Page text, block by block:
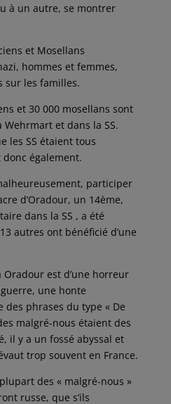
à un autre, se montrer
et Mosellans
hommes et femmes,
sur les familles.
et 30 000 mosellans sont
et dans la SS.
les SS étaient tous
également.
participer
d’Oradour, un 14ème,
dans la SS , a été
autres ont bénéficié d’une
Oradour est d’une horreur
une honte
phrases du type « De
malgré-nous étaient des
il y a un fossé abyssal et
trop souvent en France.
des « malgré-nous »
russe, que s’ils